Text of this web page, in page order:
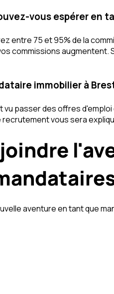
vous espérer en
entre 75 et 95% de la
commissions augmentent.
immobilier à
vu passer des offres
recrutement vous sera
aventure en tant que